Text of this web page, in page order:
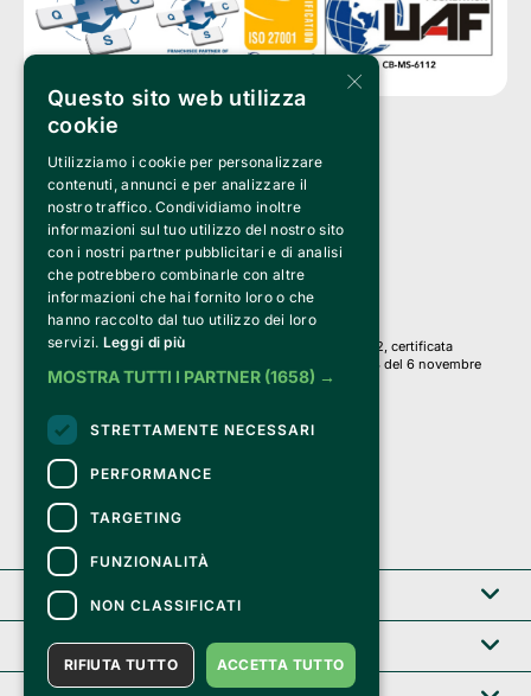
Clappit è un marchio di proprietà di:
Bemils Srl
a Socio Unico
Via Fosse Ardeatine, 4 -20092 Cinisello Balsamo (MI)
PI 05589050961
Iscr. C.C.I.A.A. Milano R.E.A. 1833471
© 2010-2025 Bemils Srl - Tutti i diritti riservati
Credits:
Clappit è basato sulla piattaforma di biglietteria Belive 6.2, certificata
dall’Agenzia delle Entrate con protocollo n. 2025/445474 del 6 novembre
2025.
Su Clappit i tuoi acquisti ed i tuoi dati
sono sicuri e protetti da un certificato SSL
con crittografia a 128 bit.
Clappit
Help center
×
Questo sito web utilizza
cookie
Utilizziamo i cookie per personalizzare
contenuti, annunci e per analizzare il
nostro traffico. Condividiamo inoltre
informazioni sul tuo utilizzo del nostro sito
con i nostri partner pubblicitari e di analisi
che potrebbero combinarle con altre
informazioni che hai fornito loro o che
hanno raccolto dal tuo utilizzo dei loro
servizi. Leggi di più
MOSTRA TUTTI I PARTNER (1658) →
STRETTAMENTE NECESSARI
PERFORMANCE
TARGETING
FUNZIONALITÀ
NON CLASSIFICATI
ACCETTA TUTTO
RIFIUTA TUTTO